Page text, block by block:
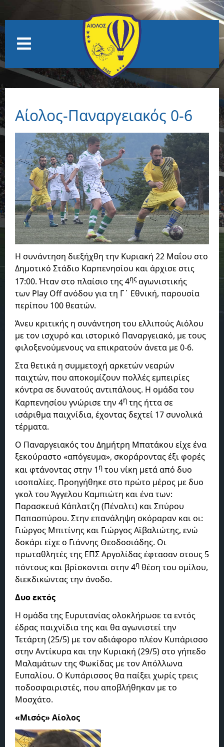
Αίολος-Παναργειακός 0-6
Η συνάντηση διεξήχθη την Κυριακή 22 Μαΐου στο
Δημοτικό Στάδιο Καρπενησίου και άρχισε στις
17:00. Ήταν στο πλαίσιο της 4ης αγωνιστικής
των Play Off ανόδου για τη Γ΄ Εθνική, παρουσία
περίπου 100 θεατών.
Άνευ κριτικής η συνάντηση του ελλιπούς Αιόλου
με τον ισχυρό και ιστορικό Παναργειακό, με τους
φιλοξενούμενους να επικρατούν άνετα με 0-6.
Στα θετικά η συμμετοχή αρκετών νεαρών
παιχτών, που αποκομίζουν πολλές εμπειρίες
κόντρα σε δυνατούς αντιπάλους. Η ομάδα του
Καρπενησίου γνώρισε την 4η της ήττα σε
ισάριθμα παιχνίδια, έχοντας δεχτεί 17 συνολικά
τέρματα.
Ο Παναργειακός του Δημήτρη Μπατάκου είχε ένα
ξεκούραστο «απόγευμα», σκοράροντας έξι φορές
και φτάνοντας στην 1 η του νίκη μετά από δυο
ισοπαλίες. Προηγήθηκε στο πρώτο μέρος με δυο
γκολ του Άγγελου Καμπιώτη και ένα των:
Παρασκευά Κάπλατζη (Πέναλτι) και Σπύρου
Παπασπύρου. Στην επανάληψη σκόραραν και οι:
Γιώργος Μπιτίνης και Γιώργος Αϊβαλιώτης, ενώ
δοκάρι είχε ο Γιάννης Θεοδοσιάδης. Οι
πρωταθλητές της ΕΠΣ Αργολίδας έφτασαν στους 5
πόντους και βρίσκονται στην 4η θέση του ομίλου,
διεκδικώντας την άνοδο.
Δυο εκτός
H ομάδα της Ευρυτανίας ολοκλήρωσε τα εντός
έδρας παιχνίδια της και θα αγωνιστεί την
Τετάρτη (25/5) με τον αδιάφορο πλέον Κυπάρισσο
στην Αντίκυρα και την Κυριακή (29/5) στο γήπεδο
Μαλαμάτων της Φωκίδας με τον Απόλλωνα
Ευπαλίου. Ο Κυπάρισσος θα παίξει χωρίς τρεις
ποδοσφαιριστές, που αποβλήθηκαν με το
Μοσχάτο.
«Μισός» Αίολος